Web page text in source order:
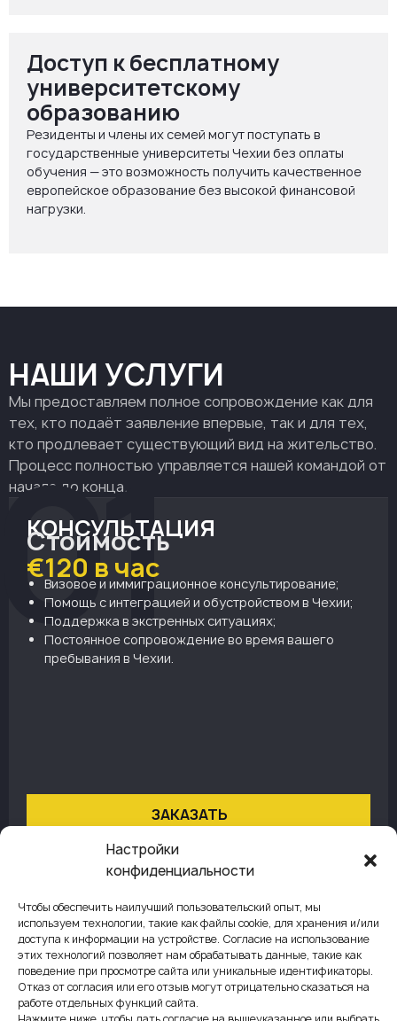
Настройки
конфиденциальности
Чтобы обеспечить наилучший пользовательский опыт, мы
используем технологии, такие как файлы cookie, для хранения и/или
доступа к информации на устройстве. Согласие на использование
этих технологий позволяет нам обрабатывать данные, такие как
поведение при просмотре сайта или уникальные идентификаторы.
Отказ от согласия или его отзыв могут отрицательно сказаться на
работе отдельных функций сайта.
Доступ к бесплатному
университетскому
образованию
Резиденты и члены их семей могут поступать в
государственные университеты Чехии без оплаты
обучения — это возможность получить качественное
европейское образование без высокой финансовой
нагрузки.
НАШИ УСЛУГИ
Мы предоставляем полное сопровождение как для
тех, кто подаёт заявление впервые, так и для тех,
кто продлевает существующий вид на жительство.
Процесс полностью управляется нашей командой от
начала до конца.
КОНСУЛЬТАЦИЯ
Стоимость
€120 в час
Визовое и иммиграционное консультирование;
Помощь с интеграцией и обустройством в Чехии;
Поддержка в экстренных ситуациях;
Постоянное сопровождение во время вашего
пребывания в Чехии.
ЗАКАЗАТЬ
ВИД НА ЖИТЕЛЬСТВО
Стоимость
€7500
Первичная консультация;
Подготовка и сбор документов;
Подача заявления в Министерство внутренних дел;
Отслеживание статуса заявления до одобрения;
Координация выдачи карты ВНЖ.